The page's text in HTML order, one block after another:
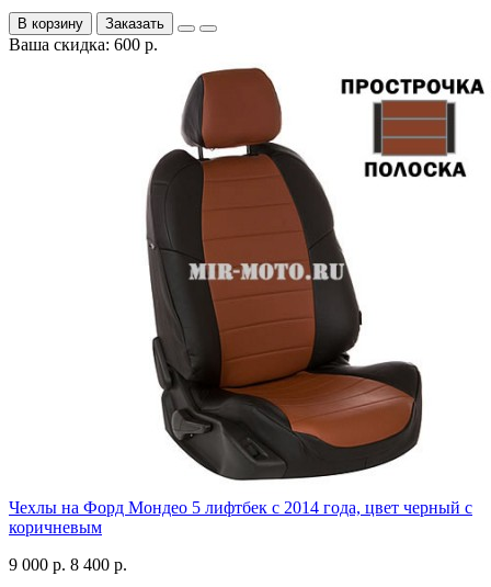
В корзину Заказать
Ваша скидка: 600 р.
Чехлы на Форд Мондео 5 лифтбек с 2014 года, цвет черный с
коричневым
9 000 р. 8 400 р.